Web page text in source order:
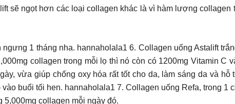
sẽ ngọt hơn các loại collagen khác là vì hàm lượng
ngưng 1 tháng nha. hannaholala1 6. Collagen uống Astalift
collagen trong mỗi lọ thì nó còn có 1200mg Vitamin C
vừa giúp chống oxy hóa rất tốt cho da, làm sáng da và
buổi tối hen. hannaholala1 7. Collagen uống Refa, trong
collagen mỗi ngày đó.